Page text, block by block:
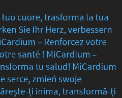
cuore, trasforma la tua
Sie Ihr Herz, verbessern
– Renforcez votre
santé ! MiCardium –
tu salud! MiCardium
serce, zmień swoje
ți inima, transformă-ți